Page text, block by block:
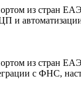
из стран
и
из стран
с ФНС,